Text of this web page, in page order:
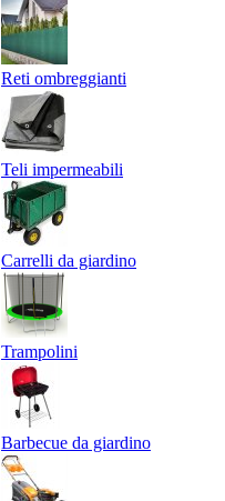
Reti ombreggianti
Teli impermeabili
Carrelli da giardino
Trampolini
Barbecue da giardino